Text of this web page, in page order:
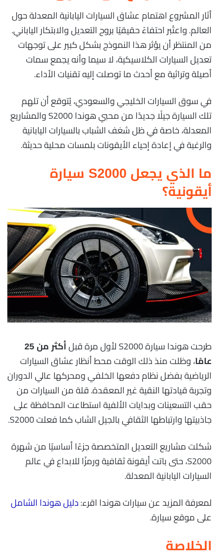
أثار المشروع اهتمام عشاق السيارات اليابانية المعدلة حول
العالم. واعتُبر احتفاءً حقيقيًا بروح التعديل والابتكار الياباني.
من المنتظر أن يؤثر هذا النموذج بشكل كبير على توجهات
تعديل السيارات الكلاسيكية، لا سيما وأنه يجمع سمات
أصيلة وتراثية مع أحدث ما توصلت إليه تقنيات الأداء.
في سوق السيارات الخليجي والسعودي، يُتوقع أن تلهم
تلك السيارة جيلًا جديدًا من محبي هوندا S2000 والمشاريع
المعدلة، خاصة في ظل شغف الشباب بالسيارات اليابانية
والرغبة في إعادة إحياء الأيقونات بلمسات محلية حديثة.
ما الذي يجعل S2000 سيارة
أيقونية؟
طرحت هوندا سيارة S2000 لأول مرة قبل
أكثر من 25
عامًا، وظلت منذ ذلك الوقت محط أنظار عشاق السيارات
الرياضية بفضل نظام دفعها الخلفي ومحركها عالي الدوران
وتجربة قيادتها النقية غير المعقدة. قلة من السيارات من
حقب التسعينات وبدايات الألفية استطاعت المحافظة على
جاذبيتها وارتباطها الثقافي بالجيل الشاب كما فعلت S2000.
شكلت مشاريع التعديل المتخصصة جزءًا أساسيًا من شهرة
S2000، حتى باتت أيقونة ثقافية ورمزًا للابداع في عالم
السيارات اليابانية المعدلة.
لمعرفة المزيد عن سيارات هوندا اقرء:دليل هوندا الشامل
على موقع سيارة.
الخلاصة